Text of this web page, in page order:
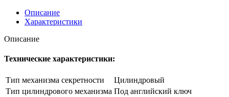
Описание
Характеристики
Описание
Технические характеристики:
Тип механизма секретности
Цилиндровый
Тип цилиндрового механизма Под английский ключ